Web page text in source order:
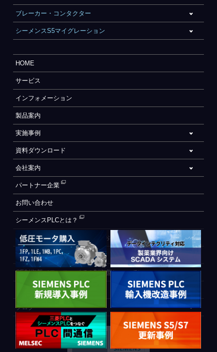
ブレーカー・コンタクター
シーメンスS5マイグレーション
HOME
サービス
インフォメーション
製品案内
実施事例
資料ダウンロード
会社案内
パートナー企業
お問い合わせ
シーメンスPLCとは？
自動化設備をご検討されているお客様へ
WEB会員登録フォーム
CE制御盤（ヨーロッパでの制御盤について）
PLC間通信
ブログ